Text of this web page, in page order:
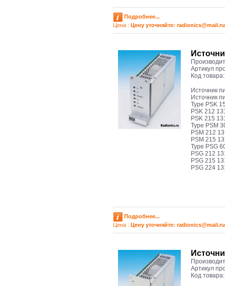
Подробнее...
Цена : Цену уточняйте: radioniсs@mail.ru
Артикул
Код
Иcточник
Иcточник
Type PSK
PSK 212
PSK 215
Type PSM
PSM 212
PSM 215
Type PSG
PSG 212
PSG 215
PSG 224
Подробнее...
Цена : Цену уточняйте: radioniсs@mail.ru
Артикул
Код